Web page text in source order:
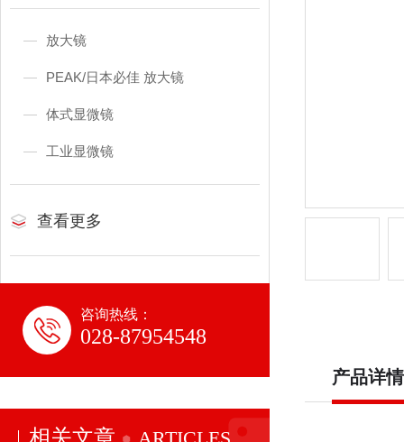
放大镜
PEAK/日本必佳 放大镜
体式显微镜
工业显微镜
查看更多
咨询热线：
028-87954548
相关文章
产品详情